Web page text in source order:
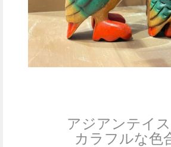
アジアンテイ
カラフルな色